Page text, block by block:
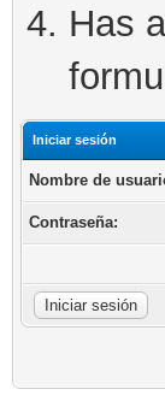
Has
Iniciar sesión
Nombre de
Contraseña: